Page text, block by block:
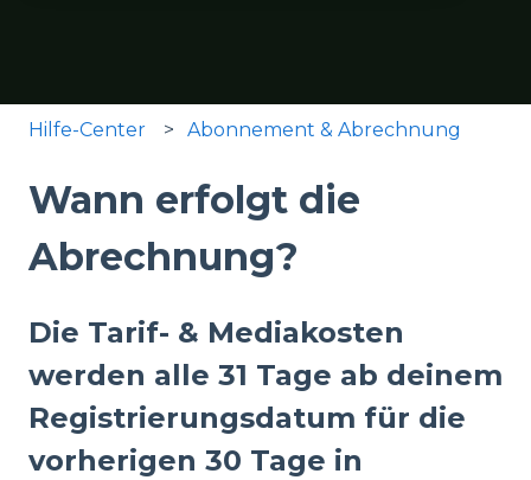
Hilfe-Center Abonnement & Abrechnung
Wann erfolgt die
Abrechnung?
Die Tarif- & Mediakosten
werden alle 31 Tage ab deinem
Registrierungsdatum für die
vorherigen 30 Tage in